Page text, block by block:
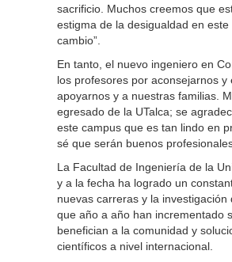
sacrificio. Muchos creemos que
estigma de la desigualdad en
cambio”.
En tanto, el nuevo ingeniero en
los profesores por aconsejarnos
apoyarnos y a nuestras familias.
egresado de la UTalca; se
este campus que es tan lindo en
sé que serán buenos
La Facultad de Ingeniería de la
y a la fecha ha logrado un
nuevas carreras y la
que año a año han incrementado
benefician a la comunidad y
científicos a nivel internacional.